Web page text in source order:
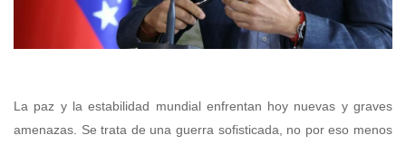
La paz y la estabilidad mundial enfrentan hoy nuevas y graves
amenazas. Se trata de una guerra sofisticada, no por eso menos